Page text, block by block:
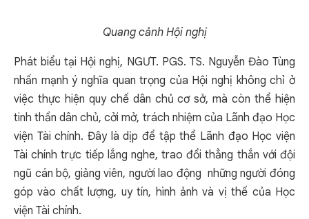
Quang cảnh Hội nghị
Phát biểu tại Hội nghị, NGƯT. PGS. TS. Nguyễn Đào Tùng
nhấn mạnh ý nghĩa quan trọng của Hội nghị không chỉ ở
việc thực hiện quy chế dân chủ cơ sở, mà còn thể hiện
tinh thần dân chủ, cởi mở, trách nhiệm của Lãnh đạo Học
viện Tài chính. Đây là dịp để tập thể Lãnh đạo Học viện
Tài chính trực tiếp lắng nghe, trao đổi thẳng thắn với đội
ngũ cán bộ, giảng viên, người lao động những người đóng
góp vào chất lượng, uy tín, hình ảnh và vị thế của Học
viện Tài chính.